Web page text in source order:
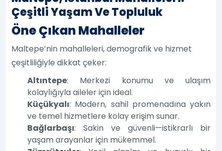
Çeşitli Yaşam Ve Topluluk
Öne Çıkan Mahalleler
Maltepe’nin mahalleleri, demografik ve hizmet
çeşitliliğiyle dikkat çeker:
Altıntepe: Merkezi konumu ve ulaşım
kolaylığıyla aileler için ideal.
Küçükyalı: Modern, sahil promenadına yakın
ve temel hizmetlere kolay erişim sunar.
Bağlarbaşı: Sakin ve güvenli—istikrarlı bir
yaşam arayanlar için mükemmel.